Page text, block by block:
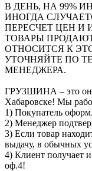
В ДЕНЬ, НА 99%
ИНОГДА
ПЕРЕСЧЕТ ЦЕН И
ТОВАРЫ
ОТНОСИТСЯ К
УТОЧНЯЙТЕ ПО
МЕНЕДЖЕРА.
ГРУЗШИНА – это
Хабаровске! Мы
1) Покупатель
2) Менеджер
3) Если товар
выдачу, в обычных
4) Клиент получает и
оф.4!